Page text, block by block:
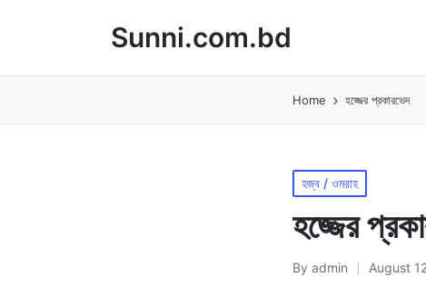
Sunni.com.bd
Home হজ্জের প্রকারভেদ
Posted
in
হজ্ব / ওমরাহ
হজ্জের
Posted
By admin August